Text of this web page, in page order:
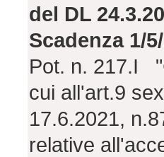
del DL
Scadenza 1/
Pot. n. 217.I
cui all'art.9
17.6.2021,
relative